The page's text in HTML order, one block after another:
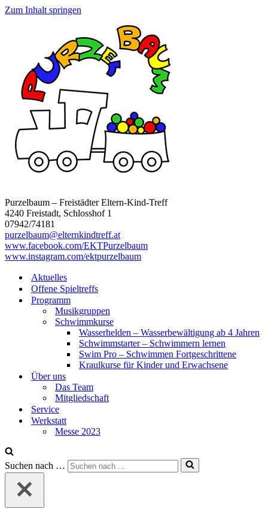
Zum Inhalt springen
Purzelbaum – Freistädter Eltern-Kind-Treff
4240 Freistadt, Schlosshof 1
07942/74181
purzelbaum@elternkindtreff.at
www.facebook.com/EKTPurzelbaum
www.instagram.com/ektpurzelbaum
Aktuelles
Offene Spieltreffs
Programm
Musikgruppen
Schwimmkurse
Wasserhelden – Wasserbewältigung ab 4 Jahren
Schwimmstarter – Schwimmern lernen
Swim Pro – Schwimmen Fortgeschrittene
Kraulkurse für Kinder und Erwachsene
Über uns
Das Team
Mitgliedschaft
Service
Werkstatt
Messe 2023
Suchen nach …